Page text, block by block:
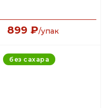
899 ₽/упак
без сахара